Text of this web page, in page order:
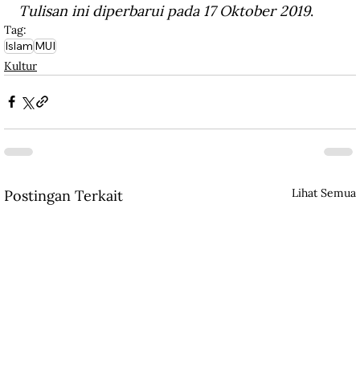
Tulisan ini diperbarui pada 17 Oktober 2019.
Tag:
IslamMUI
Kultur
Postingan Terkait Lihat Semua